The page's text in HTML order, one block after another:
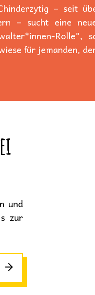
– seit
– sucht eine
Rolle",
für jemanden,
und
zur